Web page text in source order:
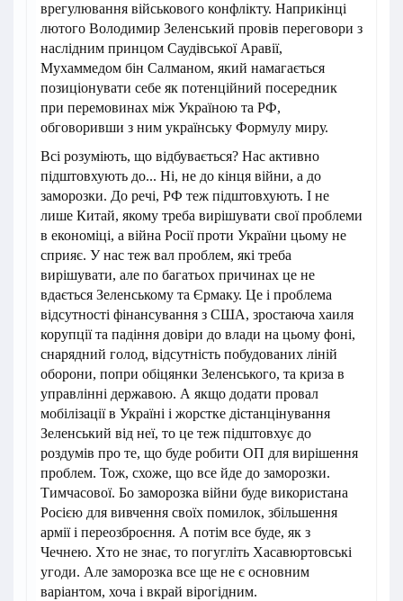
врегулювання військового конфлікту. Наприкінці
лютого Володимир Зеленський провів переговори з
наслідним принцом Саудівської Аравії,
Мухаммедом бін Салманом, який намагається
позиціонувати себе як потенційний посередник
при перемовинах між Україною та РФ,
обговоривши з ним українську Формулу миру.
Всі розуміють, що відбувається? Нас активно
підштовхують до... Ні, не до кінця війни, а до
заморозки. До речі, РФ теж підштовхують. І не
лише Китай, якому треба вирішувати свої проблеми
в економіці, а війна Росії проти України цьому не
сприяє. У нас теж вал проблем, які треба
вирішувати, але по багатьох причинах це не
вдається Зеленському та Єрмаку. Це і проблема
відсутності фінансування з США, зростаюча хаиля
корупції та падіння довіри до влади на цьому фоні,
снарядний голод, відсутність побудованих ліній
оборони, попри обіцянки Зеленського, та криза в
управлінні державою. А якщо додати провал
мобілізації в Україні і жорстке дістанцінування
Зеленський від неї, то це теж підштовхує до
роздумів про те, що буде робити ОП для вирішення
проблем. Тож, схоже, що все йде до заморозки.
Тимчасової. Бо заморозка війни буде використана
Росією для вивчення своїх помилок, збільшення
армії і переозброєння. А потім все буде, як з
Чечнею. Хто не знає, то погугліть Хасавюртовські
угоди. Але заморозка все ще не є основним
варіантом, хоча і вкрай вірогідним.